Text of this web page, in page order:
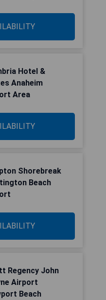
Hotel &
Anaheim
Area
Shorebreak
Beach
Regency John
Airport
Beach